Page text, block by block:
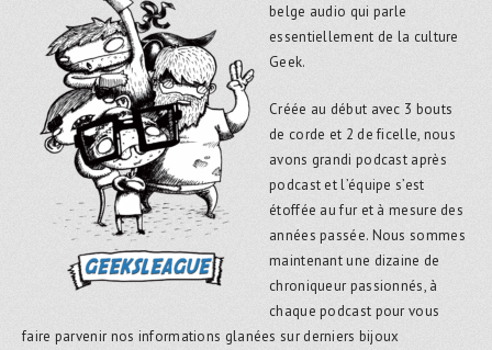
belge audio qui parle
essentiellement de la culture
Geek.
Créée au début avec 3 bouts
de corde et 2 de ficelle, nous
avons grandi podcast après
podcast et l’équipe s’est
étoffée au fur et à mesure des
années passée. Nous sommes
maintenant une dizaine de
chroniqueur passionnés, à
chaque podcast pour vous
faire parvenir nos informations glanées sur derniers bijoux